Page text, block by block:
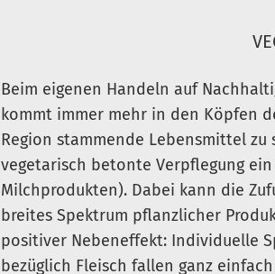
Beim eigenen Handeln auf
kommt immer mehr in den Köpfen
Region stammende Lebensmittel
vegetarisch betonte Verpflegung
Milchprodukten). Dabei kann die
breites Spektrum pflanzlicher
positiver Nebeneffekt: Individuelle
bezüglich Fleisch fallen ganz